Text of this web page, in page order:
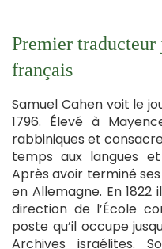
Premier
français
Samuel Cahen voit le
1796. Élevé à
rabbiniques et
temps aux langues
Après avoir terminé
en Allemagne. En
direction de l’École
poste qu’il occupe
Archives israélites.